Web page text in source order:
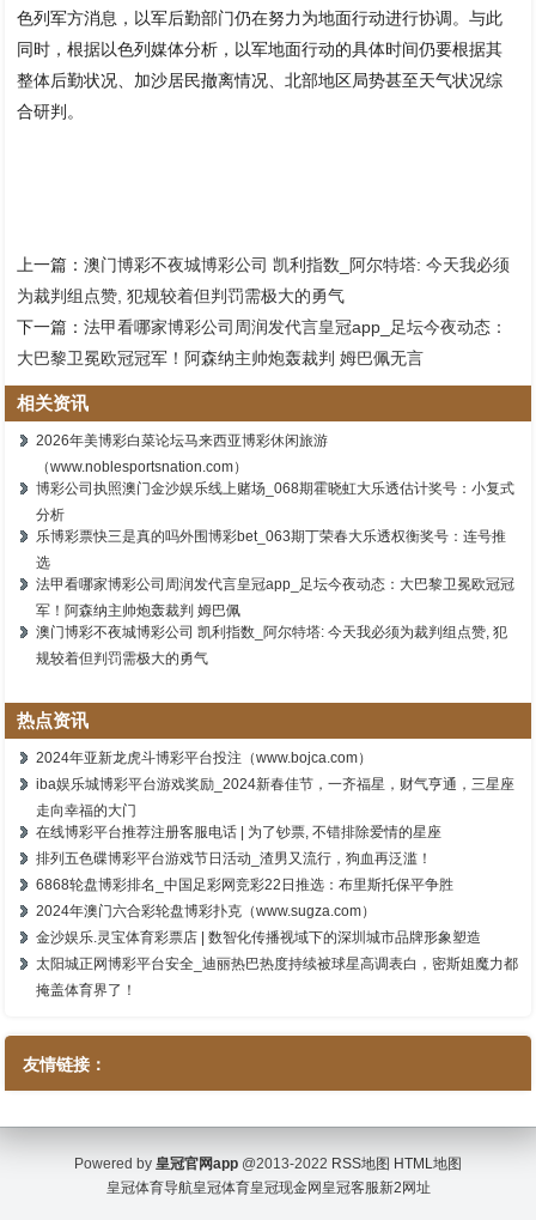
色列军方消息，以军后勤部门仍在努力为地面行动进行协调。与此
同时，根据以色列媒体分析，以军地面行动的具体时间仍要根据其
整体后勤状况、加沙居民撤离情况、北部地区局势甚至天气状况综
合研判。
上一篇：澳门博彩不夜城博彩公司 凯利指数_阿尔特塔: 今天我必须
为裁判组点赞, 犯规较着但判罚需极大的勇气
下一篇：法甲看哪家博彩公司周润发代言皇冠app_足坛今夜动态：
大巴黎卫冕欧冠冠军！阿森纳主帅炮轰裁判 姆巴佩无言
相关资讯
2026年美博彩白菜论坛马来西亚博彩休闲旅游
（www.noblesportsnation.com）
博彩公司执照澳门金沙娱乐线上赌场_068期霍晓虹大乐透估计奖号：小复式
分析
乐博彩票快三是真的吗外围博彩bet_063期丁荣春大乐透权衡奖号：连号推
选
法甲看哪家博彩公司周润发代言皇冠app_足坛今夜动态：大巴黎卫冕欧冠冠
军！阿森纳主帅炮轰裁判 姆巴佩
澳门博彩不夜城博彩公司 凯利指数_阿尔特塔: 今天我必须为裁判组点赞, 犯
规较着但判罚需极大的勇气
热点资讯
2024年亚新龙虎斗博彩平台投注（www.bojca.com）
iba娱乐城博彩平台游戏奖励_2024新春佳节，一齐福星，财气亨通，三星座
走向幸福的大门
在线博彩平台推荐注册客服电话 | 为了钞票, 不错排除爱情的星座
排列五色碟博彩平台游戏节日活动_渣男又流行，狗血再泛滥！
6868轮盘博彩排名_中国足彩网竞彩22日推选：布里斯托保平争胜
2024年澳门六合彩轮盘博彩扑克（www.sugza.com）
金沙娱乐.灵宝体育彩票店 | 数智化传播视域下的深圳城市品牌形象塑造
太阳城正网博彩平台安全_迪丽热巴热度持续被球星高调表白，密斯姐魔力都
掩盖体育界了！
友情链接：
Powered by 皇冠官网app @2013-2022 RSS地图 HTML地图
皇冠体育导航皇冠体育皇冠现金网 皇冠客服新2网址